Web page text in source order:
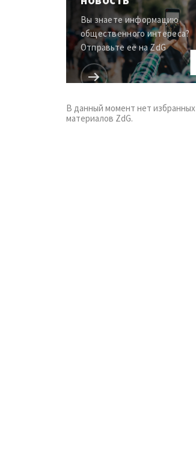
Вы знаете информацию
общественного интереса?
Отправьте её на ZdG
В данный момент нет избранных
материалов ZdG.